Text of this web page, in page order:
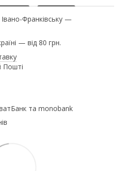
Франківську —
— від 80 грн.
Пошті
та monobank